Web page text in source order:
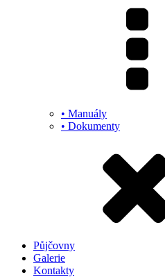
• Manuály
• Dokumenty
Půjčovny
Galerie
Kontakty